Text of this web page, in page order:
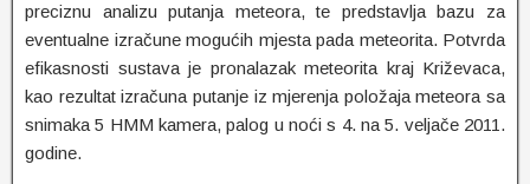
preciznu analizu putanja meteora, te predstavlja bazu za
eventualne izračune mogućih mjesta pada meteorita. Potvrda
efikasnosti sustava je pronalazak meteorita kraj Križevaca,
kao rezultat izračuna putanje iz mjerenja položaja meteora sa
snimaka 5 HMM kamera, palog u noći s 4. na 5. veljače 2011.
godine.